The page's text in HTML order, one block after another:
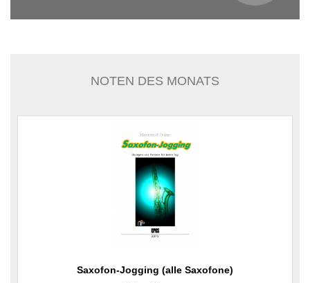
NOTEN DES MONATS
Saxofon-Jogging (alle Saxofone)